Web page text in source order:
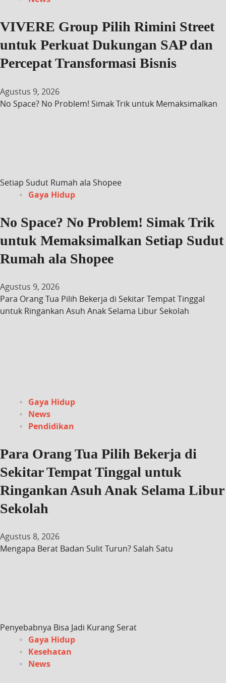
VIVERE Group Pilih Rimini Street
untuk Perkuat Dukungan SAP dan
Percepat Transformasi Bisnis
Agustus 9, 2026
No Space? No Problem! Simak Trik untuk Memaksimalkan
Setiap Sudut Rumah ala Shopee
Gaya Hidup
No Space? No Problem! Simak Trik
untuk Memaksimalkan Setiap Sudut
Rumah ala Shopee
Agustus 9, 2026
Para Orang Tua Pilih Bekerja di Sekitar Tempat Tinggal
untuk Ringankan Asuh Anak Selama Libur Sekolah
Gaya Hidup
News
Pendidikan
Para Orang Tua Pilih Bekerja di
Sekitar Tempat Tinggal untuk
Ringankan Asuh Anak Selama Libur
Sekolah
Agustus 8, 2026
Mengapa Berat Badan Sulit Turun? Salah Satu
Penyebabnya Bisa Jadi Kurang Serat
Gaya Hidup
Kesehatan
News